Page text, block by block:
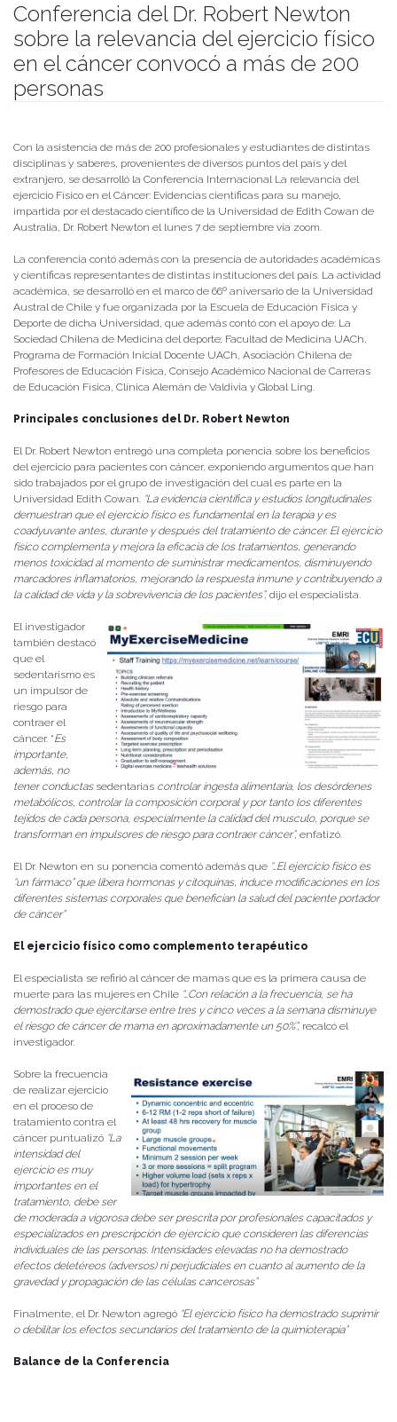
Conferencia del Dr. Robert Newton
sobre la relevancia del ejercicio físico
en el cáncer convocó a más de 200
personas
Con la asistencia de más de 200 profesionales y estudiantes de distintas
disciplinas y saberes, provenientes de diversos puntos del país y del
extranjero, se desarrolló la Conferencia Internacional La relevancia del
ejercicio Físico en el Cáncer: Evidencias científicas para su manejo,
impartida por el destacado científico de la Universidad de Edith Cowan de
Australia, Dr. Robert Newton el lunes 7 de septiembre vía zoom.
La conferencia contó además con la presencia de autoridades académicas
y científicas representantes de distintas instituciones del país. La actividad
académica, se desarrolló en el marco de 66º aniversario de la Universidad
Austral de Chile y fue organizada por la Escuela de Educación Física y
Deporte de dicha Universidad, que además contó con el apoyo de: La
Sociedad Chilena de Medicina del deporte; Facultad de Medicina UACh,
Programa de Formación Inicial Docente UACh, Asociación Chilena de
Profesores de Educación Física, Consejo Académico Nacional de Carreras
de Educación Física, Clínica Alemán de Valdivia y Global Ling.
Principales conclusiones del Dr. Robert Newton
El Dr. Robert Newton entregó una completa ponencia sobre los beneficios
del ejercicio para pacientes con cáncer, exponiendo argumentos que han
sido trabajados por el grupo de investigación del cual es parte en la
Universidad Edith Cowan. “La evidencia científica y estudios longitudinales
demuestran que el ejercicio físico es fundamental en la terapia y es
coadyuvante antes, durante y después del tratamiento de cáncer. El ejercicio
físico complementa y mejora la eficacia de los tratamientos, generando
menos toxicidad al momento de suministrar medicamentos, disminuyendo
marcadores inflamatorios, mejorando la respuesta inmune y contribuyendo a
la calidad de vida y la sobrevivencia de los pacientes”, dijo el especialista.
El investigador
también destacó
que el
sedentarismo es
un impulsor de
riesgo para
contraer el
cáncer. “Es
importante,
además, no
tener conductas sedentarias controlar ingesta alimentaria, los desórdenes
metabólicos, controlar la composición corporal y por tanto los diferentes
tejidos de cada persona, especialmente la calidad del musculo, porque se
transforman en impulsores de riesgo para contraer cáncer”, enfatizó.
El Dr. Newton en su ponencia comentó además que “…El ejercicio físico es
“un fármaco” que libera hormonas y citoquinas, induce modificaciones en los
diferentes sistemas corporales que benefician la salud del paciente portador
de cáncer”
El ejercicio físico como complemento terapéutico
El especialista se refirió al cáncer de mamas que es la primera causa de
muerte para las mujeres en Chile “…Con relación a la frecuencia, se ha
demostrado que ejercitarse entre tres y cinco veces a la semana disminuye
el riesgo de cáncer de mama en aproximadamente un 50%”, recalcó el
investigador.
Sobre la frecuencia
de realizar ejercicio
en el proceso de
tratamiento contra el
cáncer puntualizó “La
intensidad del
ejercicio es muy
importantes en el
tratamiento, debe ser
de moderada a vigorosa debe ser prescrita por profesionales capacitados y
especializados en prescripción de ejercicio que consideren las diferencias
individuales de las personas. Intensidades elevadas no ha demostrado
efectos deletéreos (adversos) ni perjudiciales en cuanto al aumento de la
gravedad y propagación de las células cancerosas”
Finalmente, el Dr. Newton agregó “El ejercicio físico ha demostrado suprimir
o debilitar los efectos secundarios del tratamiento de la quimioterapia”
Balance de la Conferencia